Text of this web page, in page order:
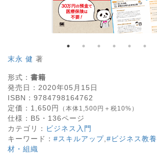
末永 健 著
形式： 書籍
発売日： 2020年05月15日
ISBN： 9784798164762
定価： 1,650円 （本体1,500円＋税10%）
仕様： B5・ 136ページ
カテゴリ： ビジネス入門
キーワード： #スキルアップ #ビジネス教養
材・組織